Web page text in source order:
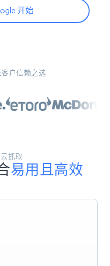
开始
户信赖之选
抓取
易用且高效